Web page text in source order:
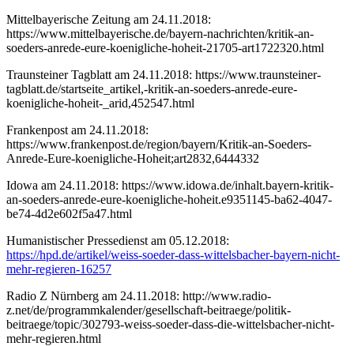
Mittelbayerische Zeitung am 24.11.2018:
https://www.mittelbayerische.de/bayern-nachrichten/kritik-an-
soeders-anrede-eure-koenigliche-hoheit-21705-art1722320.html
Traunsteiner Tagblatt am 24.11.2018: https://www.traunsteiner-
tagblatt.de/startseite_artikel,-kritik-an-soeders-anrede-eure-
koenigliche-hoheit-_arid,452547.html
Frankenpost am 24.11.2018:
https://www.frankenpost.de/region/bayern/Kritik-an-Soeders-
Anrede-Eure-koenigliche-Hoheit;art2832,6444332
Idowa am 24.11.2018: https://www.idowa.de/inhalt.bayern-kritik-
an-soeders-anrede-eure-koenigliche-hoheit.e9351145-ba62-4047-
be74-4d2e602f5a47.html
Humanistischer Pressedienst am 05.12.2018:
https://hpd.de/artikel/weiss-soeder-dass-wittelsbacher-bayern-nicht-
mehr-regieren-16257
Radio Z Nürnberg am 24.11.2018: http://www.radio-
z.net/de/programmkalender/gesellschaft-beitraege/politik-
beitraege/topic/302793-weiss-soeder-dass-die-wittelsbacher-nicht-
mehr-regieren.html